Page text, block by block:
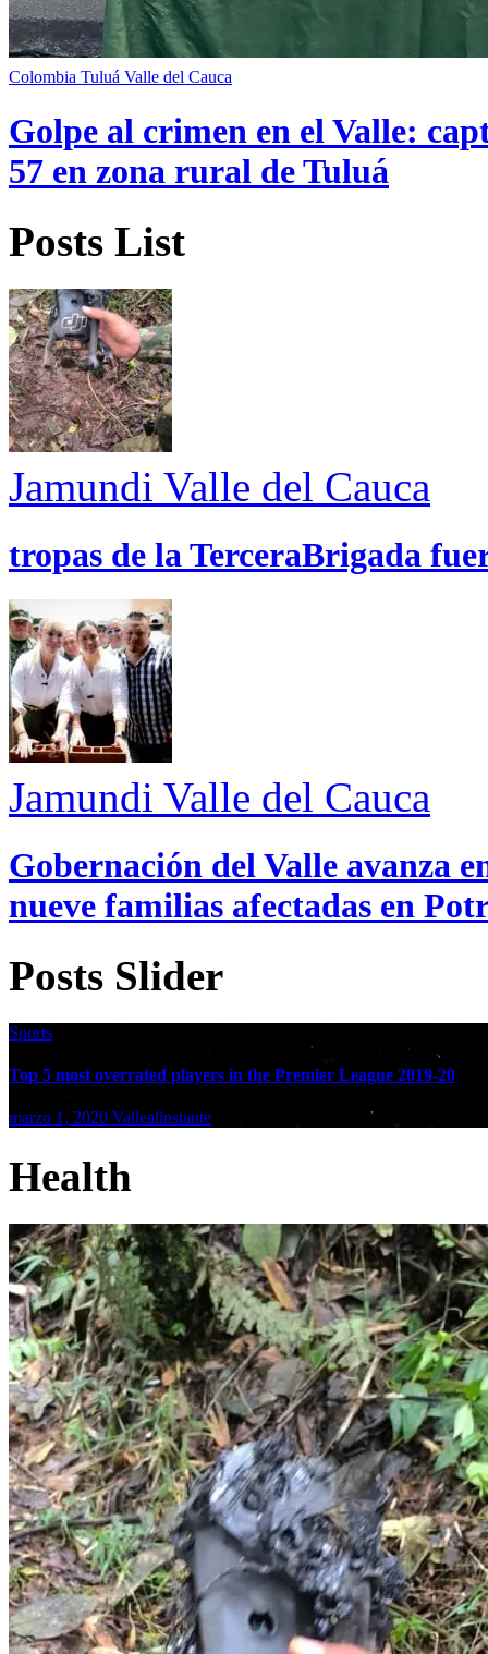
Colombia Tuluá Valle del Cauca
Golpe al crimen en el Valle:
57 en zona rural de Tuluá
Posts List
Jamundi Valle del Cauca
tropas de la TerceraBrigada
Jamundi Valle del Cauca
Gobernación del Valle avanza
nueve familias afectadas en
Posts Slider
Sports
Top 5 most overrated players in the Premier League 2019-20
marzo 1, 2020 Vallealinstante
Health